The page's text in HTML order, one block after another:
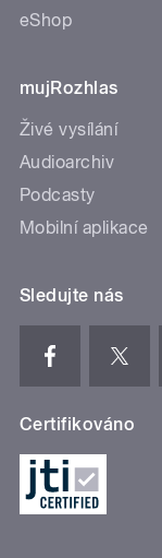
eShop
mujRozhlas
Živé vysílání
Audioarchiv
Podcasty
Mobilní aplikace
Sledujte nás
Certifikováno